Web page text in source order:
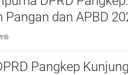
Pangan dan APBD
Catatan
Pangkep